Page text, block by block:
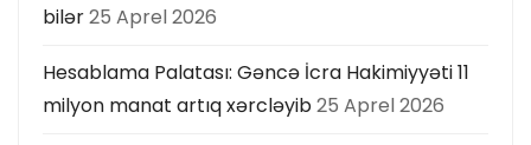
bilər25 Aprel 2026
Hesablama Palatası: Gəncə İcra Hakimiyyəti 11
milyon manat artıq xərcləyib25 Aprel 2026